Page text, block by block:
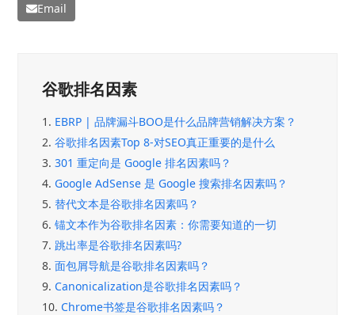
Email
谷歌排名因素
1. EBRP | 品牌漏斗BOO是什么品牌营销解决方案？
2. 谷歌排名因素Top 8-对SEO真正重要的是什么
3. 301 重定向是 Google 排名因素吗？
4. Google AdSense 是 Google 搜索排名因素吗？
5. 替代文本是谷歌排名因素吗？
6. 锚文本作为谷歌排名因素：你需要知道的一切
7. 跳出率是谷歌排名因素吗?
8. 面包屑导航是谷歌排名因素吗？
9. Canonicalization是谷歌排名因素吗？
10. Chrome书签是谷歌排名因素吗？